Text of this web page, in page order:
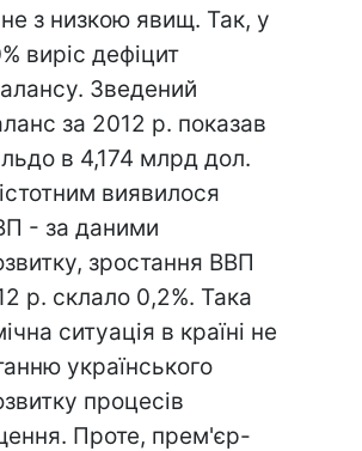
з низкою явищ. Так, у
виріс дефіцит
Зведений
за 2012 р. показав
в 4,174 млрд дол.
виявилося
- за даними
зростання ВВП
р. склало 0,2%. Така
ситуація в країні не
українського
процесів
Проте, прем'єр-